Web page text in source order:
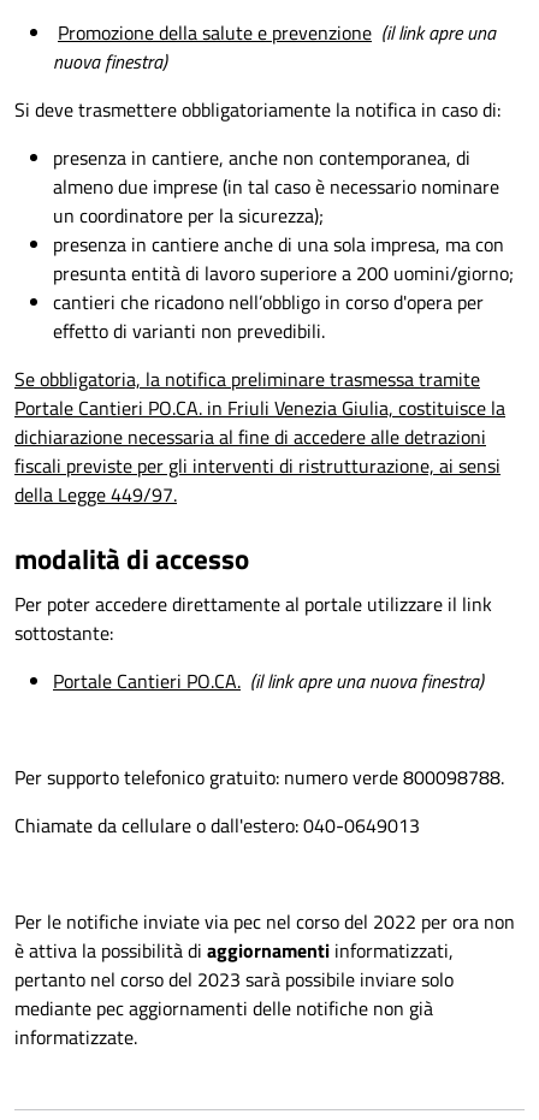
Promozione della salute e prevenzione (il link apre una
nuova finestra)
Si deve trasmettere obbligatoriamente la notifica in caso di:
presenza in cantiere, anche non contemporanea, di
almeno due imprese (in tal caso è necessario nominare
un coordinatore per la sicurezza);
presenza in cantiere anche di una sola impresa, ma con
presunta entità di lavoro superiore a 200 uomini/giorno;
cantieri che ricadono nell’obbligo in corso d'opera per
effetto di varianti non prevedibili.
Se obbligatoria, la notifica preliminare trasmessa tramite
Portale Cantieri PO.CA. in Friuli Venezia Giulia, costituisce la
dichiarazione necessaria al fine di accedere alle detrazioni
fiscali previste per gli interventi di ristrutturazione, ai sensi
della Legge 449/97.
modalità di accesso
Per poter accedere direttamente al portale utilizzare il link
sottostante:
Portale Cantieri PO.CA. (il link apre una nuova finestra)
Per supporto telefonico gratuito: numero verde 800098788.
Chiamate da cellulare o dall'estero: 040-0649013
Per le notifiche inviate via pec nel corso del 2022 per ora non
è attiva la possibilità di aggiornamenti informatizzati,
pertanto nel corso del 2023 sarà possibile inviare solo
mediante pec aggiornamenti delle notifiche non già
informatizzate.